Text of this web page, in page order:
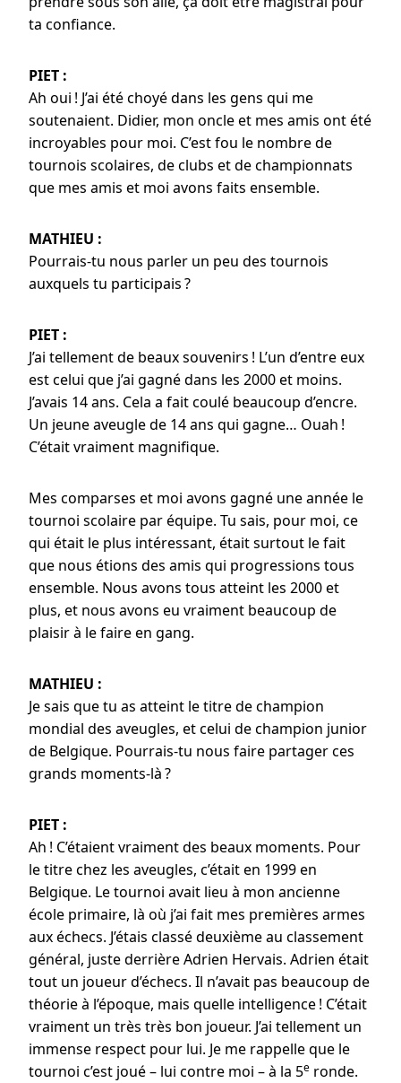
ta confiance.
PIET :
Ah oui ! J’ai été choyé dans les gens qui me
soutenaient. Didier, mon oncle et mes amis ont été
incroyables pour moi. C’est fou le nombre de
tournois scolaires, de clubs et de championnats
que mes amis et moi avons faits ensemble.
MATHIEU :
Pourrais-tu nous parler un peu des tournois
auxquels tu participais ?
PIET :
J’ai tellement de beaux souvenirs ! L’un d’entre eux
est celui que j’ai gagné dans les 2000 et moins.
J’avais 14 ans. Cela a fait coulé beaucoup d’encre.
Un jeune aveugle de 14 ans qui gagne… Ouah !
C’était vraiment magnifique.
Mes comparses et moi avons gagné une année le
tournoi scolaire par équipe. Tu sais, pour moi, ce
qui était le plus intéressant, était surtout le fait
que nous étions des amis qui progressions tous
ensemble. Nous avons tous atteint les 2000 et
plus, et nous avons eu vraiment beaucoup de
plaisir à le faire en gang.
MATHIEU :
Je sais que tu as atteint le titre de champion
mondial des aveugles, et celui de champion junior
de Belgique. Pourrais-tu nous faire partager ces
grands moments-là ?
PIET :
Ah ! C’étaient vraiment des beaux moments. Pour
le titre chez les aveugles, c’était en 1999 en
Belgique. Le tournoi avait lieu à mon ancienne
école primaire, là où j’ai fait mes premières armes
aux échecs. J’étais classé deuxième au classement
général, juste derrière Adrien Hervais. Adrien était
tout un joueur d’échecs. Il n’avait pas beaucoup de
théorie à l’époque, mais quelle intelligence ! C’était
vraiment un très très bon joueur. J’ai tellement un
immense respect pour lui. Je me rappelle que le
tournoi c’est joué – lui contre moi – à la 5e ronde.